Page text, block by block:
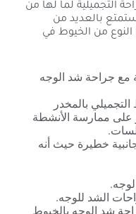
التجميلية لما لها من
بالعديد من
النوع من الخيوط في
مع جراحة شد الوجه
بالمخدر
على ممارسة الأنشطة
خطيرة حيث أنه
الشد للوجه.
شد الوجه بالخيوط